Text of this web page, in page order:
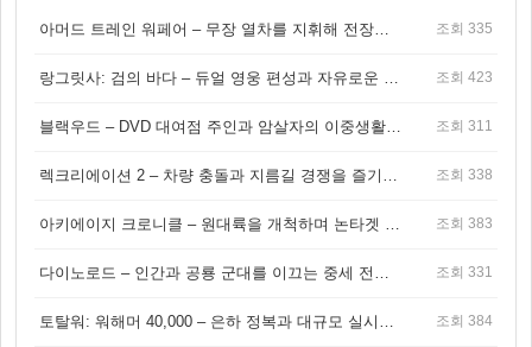
조회 335
조회 423
조회 311
조회 338
조회 383
조회 331
조회 384